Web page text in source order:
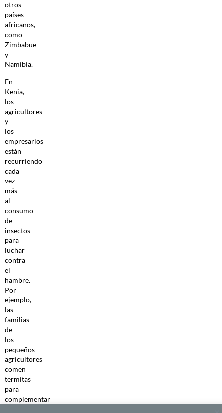
otros
países
africanos,
como
Zimbabue
y
Namibia.
En
Kenia,
los
agricultores
y
los
empresarios
están
recurriendo
cada
vez
más
al
consumo
de
insectos
para
luchar
contra
el
hambre.
Por
ejemplo,
las
familias
de
los
pequeños
agricultores
comen
termitas
para
complementar